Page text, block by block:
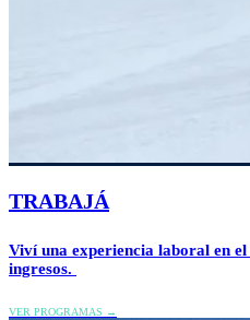
TRABAJÁ
Viví una experiencia laboral en
ingresos.
VER PROGRAMAS →